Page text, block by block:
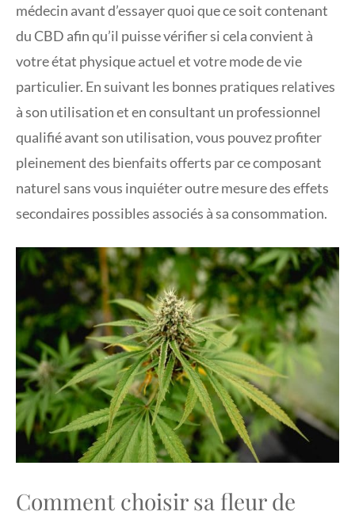
médecin avant d’essayer quoi que ce soit contenant
du CBD afin qu’il puisse vérifier si cela convient à
votre état physique actuel et votre mode de vie
particulier. En suivant les bonnes pratiques relatives
à son utilisation et en consultant un professionnel
qualifié avant son utilisation, vous pouvez profiter
pleinement des bienfaits offerts par ce composant
naturel sans vous inquiéter outre mesure des effets
secondaires possibles associés à sa consommation.
Comment choisir sa fleur de